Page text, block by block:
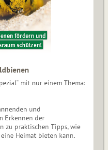
mit nur einem Thema:
und
Erkennen der
zu praktischen Tipps, wie
Heimat bieten kann.